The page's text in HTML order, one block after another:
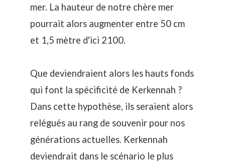
mer. La hauteur de notre chère mer
pourrait alors augmenter entre 50 cm
et 1,5 mètre d'ici 2100.
Que deviendraient alors les hauts fonds
qui font la spécificité de Kerkennah ?
Dans cette hypothèse, ils seraient alors
relégués au rang de souvenir pour nos
générations actuelles. Kerkennah
deviendrait dans le scénario le plus